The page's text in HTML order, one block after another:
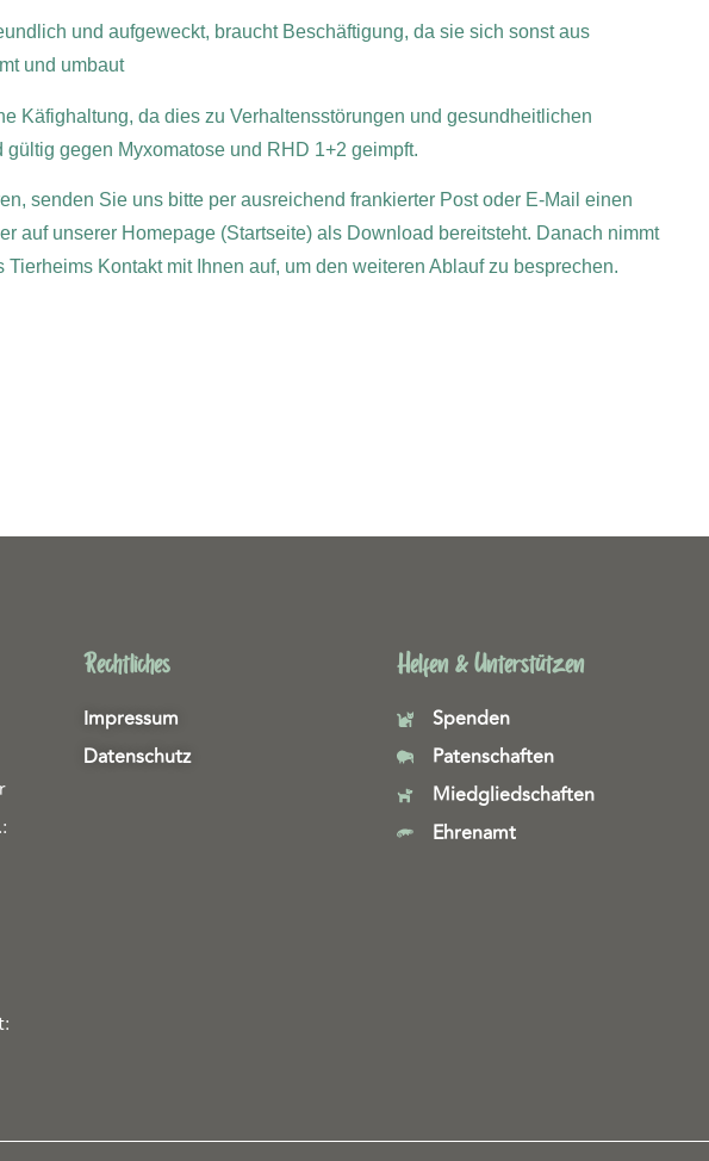
und aufgeweckt, braucht Beschäftigung, da sie sich sonst aus
und umbaut
Käfighaltung, da dies zu Verhaltensstörungen und gesundheitlichen
gegen Myxomatose und RHD 1+2 geimpft.
senden Sie uns bitte per ausreichend frankierter Post oder E-Mail einen
auf unserer Homepage (Startseite) als Download bereitsteht. Danach nimmt
Kontakt mit Ihnen auf, um den weiteren Ablauf zu besprechen.
Rechtliches
Impressum
Datenschutz
Helfen & Unterstützen
Spenden
Patenschaften
Miedgliedschaften
Ehrenamt